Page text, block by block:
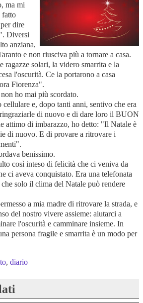
ma mi
fatto
dire
Diversi
anziana,
e non riusciva più a tornare a casa.
ragazze solari, la videro smarrita e la
l'oscurità. Ce la portarono a casa
Fiorenza".
ho mai più scordato.
e, dopo tanti anni, sentivo che era
di nuovo e di dare loro il BUON
attimo di imbarazzo, ho detto: "Il Natale è
di nuovo. E di provare a ritrovare i
benissimo.
così inteso di felicità che ci veniva da
ci aveva conquistato. Era una telefonata
solo il clima del Natale può rendere
a mia madre di ritrovare la strada, e
del nostro vivere assieme: aiutarci a
l'oscurità e camminare insieme. In
persona fragile e smarrita è un modo per
,diario